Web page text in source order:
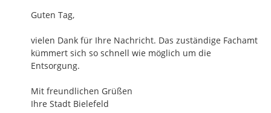
Guten Tag,
vielen Dank für Ihre Nachricht. Das zuständige Fachamt
kümmert sich so schnell wie möglich um die
Entsorgung.
Mit freundlichen Grüßen
Ihre Stadt Bielefeld